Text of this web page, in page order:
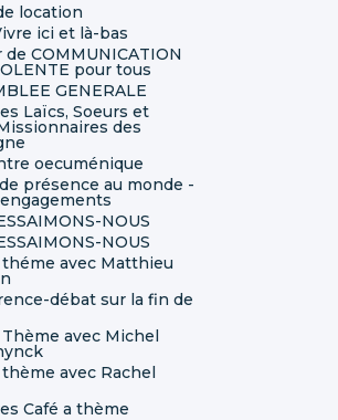
location
ici et là-bas
COMMUNICATION
pour tous
GENERALE
Laïcs, Soeurs et
des
oecuménique
présence au monde -
NOUS
NOUS
théme avec Matthieu
débat sur la fin de
Thème avec Michel
thème avec Rachel
Café a thème